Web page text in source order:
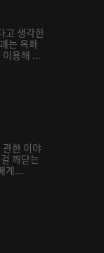
고 생각한
는 옥화
이용해 ...
관한 이야
깨닫는
계...